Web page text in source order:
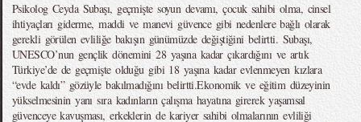
Psikolog Ceyda Subaşı, geçmişte soyun devamı, çocuk sahibi olma, cinsel
ihtiyaçları giderme, maddi ve manevi güvence gibi nedenlere bağlı olarak
gerekli görülen evliliğe bakışın günümüzde değiştiğini belirtti. Subaşı,
UNESCO’nun gençlik dönemini 28 yaşına kadar çıkardığını ve artık
Türkiye’de de geçmişte olduğu gibi 18 yaşına kadar evlenmeyen kızlara
“evde kaldı” gözüyle bakılmadığını belirtti.Ekonomik ve eğitim düzeyinin
yükselmesinin yanı sıra kadınların çalışma hayatına girerek yaşamsal
güvenceye kavuşması, erkeklerin de kariyer sahibi olmalarının evliliği